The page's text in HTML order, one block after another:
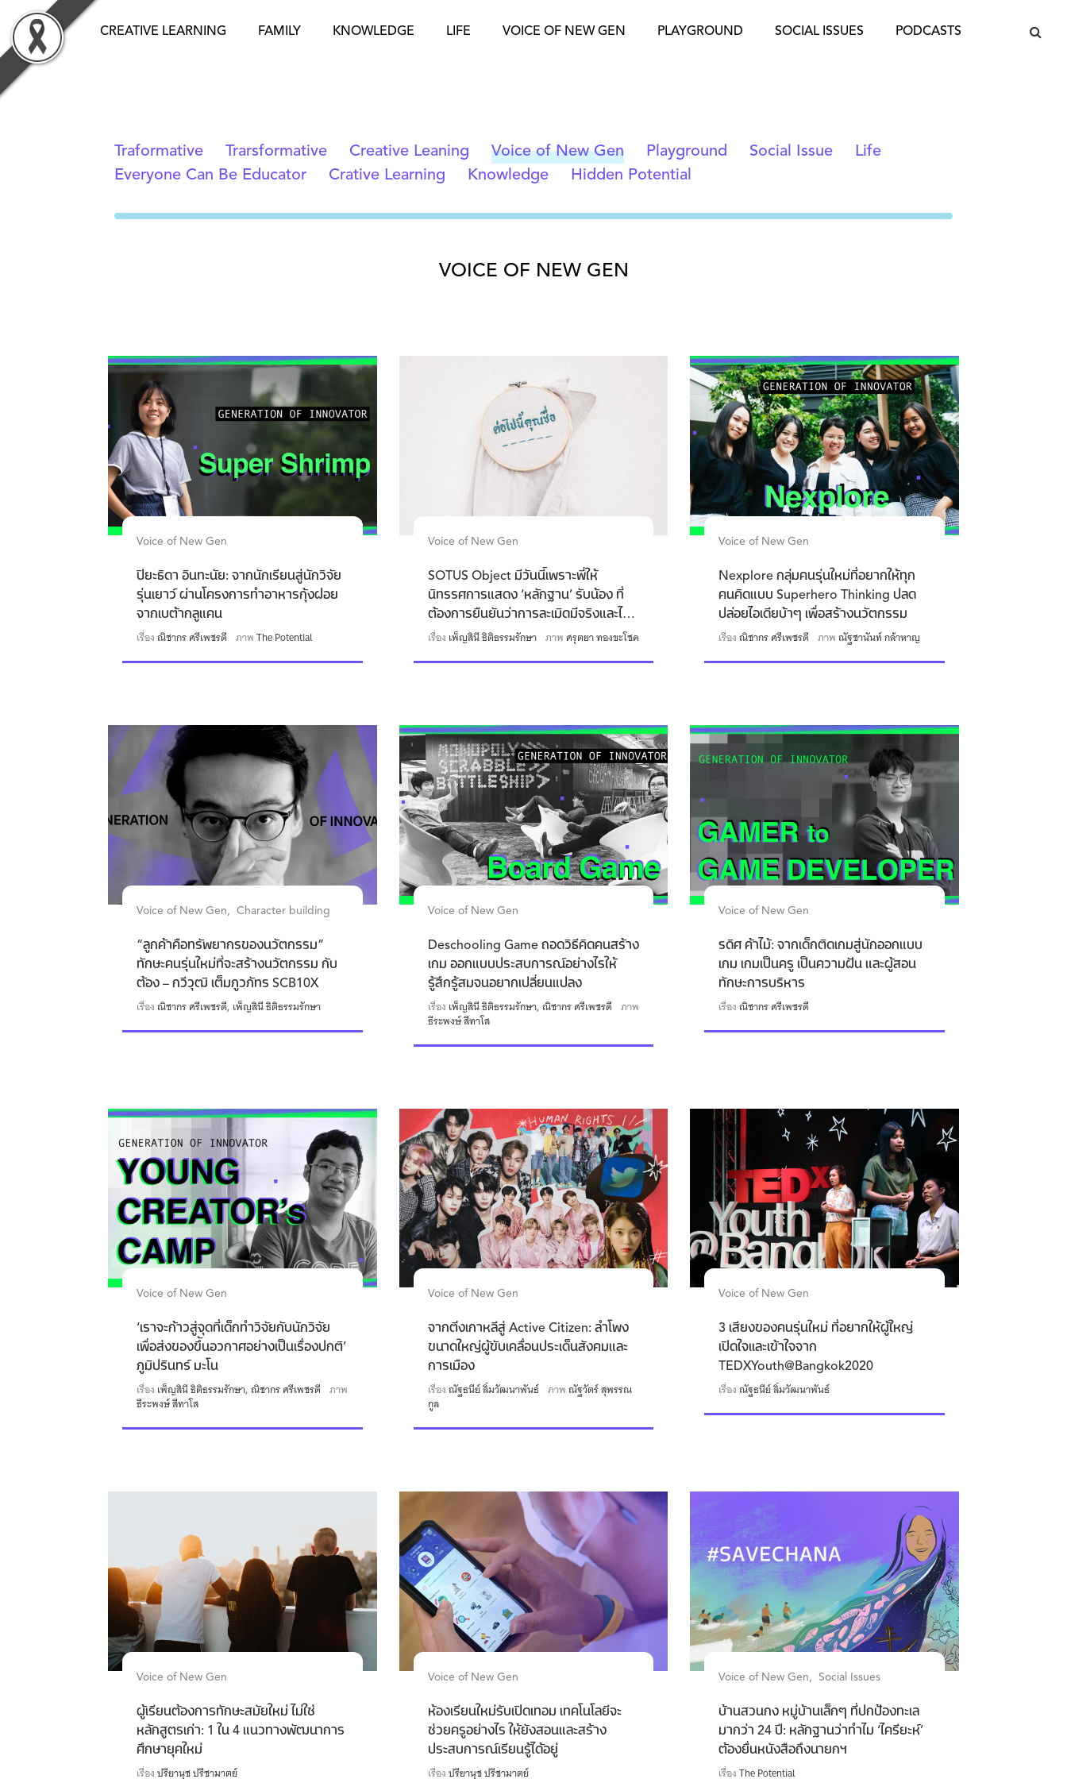
content
CREATIVE LEARNING FAMILY KNOWLEDGE LIFE VOICE OF NEW GEN PLAYGROUND SOCIAL ISSUES PODCASTS
Traformative Trarsformative Creative Leaning Voice of New Gen Playground Social Issue
Life
Everyone Can Be Educator
Crative Learning Knowledge Hidden Potential
VOICE OF NEW GEN
Voice of New Gen
ปิยะธิดา อินทะนัย: จากนักเรียนสู่นักวิจัย
รุ่นเยาว์ ผ่านโครงการทำอาหารกุ้งฝอย
จากเบต้ากลูแคน
เรื่องณิชากร ศรีเพชรดี ภาพThe Potential
Voice of New Gen
SOTUS Object มีวันนี้เพราะพี่ให้
นิทรรศการแสดง ‘หลักฐาน’ รับน้อง ที่
ต้องการยืนยันว่าการละเมิดมีจริงและไม่
ควรถูกทำให้หายไป
เรื่อง เพ็ญสินี ธิติธรรมรักษา ภาพ ศรุตยา ทองขะโชค
Voice of New Gen
Nexplore กลุ่มคนรุ่นใหม่ที่อยากให้ทุก
คนคิดแบบ Superhero Thinking ปลด
ปล่อยไอเดียบ้าๆ เพื่อสร้างนวัตกรรม
เรื่องณิชากร ศรีเพชรดี ภาพณัฐชานันท์ กล้าหาญ
Voice of New Gen Character building
“ลูกค้าคือทรัพยากรของนวัตกรรม”
ทักษะคนรุ่นใหม่ที่จะสร้างนวัตกรรม กับ
ต้อง – กวีวุฒิ เต็มภูวภัทร SCB10X
เรื่องณิชากร ศรีเพชรดี เพ็ญสินี ธิติธรรมรักษา
Voice of New Gen
Deschooling Game ถอดวิธีคิดคนสร้าง
เกม ออกแบบประสบการณ์อย่างไรให้
รู้สึกรู้สมจนอยากเปลี่ยนแปลง
เรื่อง เพ็ญสินี ธิติธรรมรักษา ณิชากร ศรีเพชรดี ภาพ
ธีระพงษ์ สีทาโส
Voice of New Gen
รดิศ ค้าไม้: จากเด็กติดเกมสู่นักออกแบบ
เกม เกมเป็นครู เป็นความฝัน และผู้สอน
ทักษะการบริหาร
เรื่องณิชากร ศรีเพชรดี
Voice of New Gen
‘เราจะก้าวสู่จุดที่เด็กทำวิจัยกับนักวิจัย
เพื่อส่งของขึ้นอวกาศอย่างเป็นเรื่องปกติ’
ภูมิปรินทร์ มะโน
เรื่อง เพ็ญสินี ธิติธรรมรักษา ณิชากร ศรีเพชรดี ภาพ
ธีระพงษ์ สีทาโส
Voice of New Gen
จากติ่งเกาหลีสู่ Active Citizen: ลำโพง
ขนาดใหญ่ผู้ขับเคลื่อนประเด็นสังคมและ
การเมือง
เรื่องณัฐธนีย์ ลิ้มวัฒนาพันธ์ ภาพณัฐวัตร์ สุพรรณ
กูล
Voice of New Gen
3 เสียงของคนรุ่นใหม่ ที่อยากให้ผู้ใหญ่
เปิดใจเเละเข้าใจจาก
TEDXYouth@Bangkok2020
เรื่องณัฐธนีย์ ลิ้มวัฒนาพันธ์
Voice of New Gen
ผู้เรียนต้องการทักษะสมัยใหม่ ไม่ใช่
หลักสูตรเก่า: 1 ใน 4 แนวทางพัฒนาการ
ศึกษายุคใหม่
เรื่องปรียานุช ปรีชามาตย์
Voice of New Gen
ห้องเรียนใหม่รับเปิดเทอม เทคโนโลยีจะ
ช่วยครูอย่างไร ให้ยังสอนและสร้าง
ประสบการณ์เรียนรู้ได้อยู่
เรื่องปรียานุช ปรีชามาตย์
Voice of New Gen Social Issues
บ้านสวนกง หมู่บ้านเล็กๆ ที่ปกป้องทะเล
มากว่า 24 ปี: หลักฐานว่าทำไม ‘ไครียะห์’
ต้องยื่นหนังสือถึงนายกฯ
เรื่องThe Potential